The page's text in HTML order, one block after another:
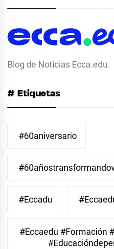
Blog de Noticias Ecca.edu.
# Etiquetas
#60aniversario
#eccadu
#eccaedu #formación